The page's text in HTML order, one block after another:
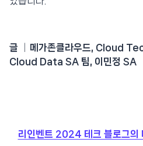
글 │메가존클라우드, Cloud
Cloud Data SA 팀, 이민정 SA
리인벤트 2024 테크 블로그의